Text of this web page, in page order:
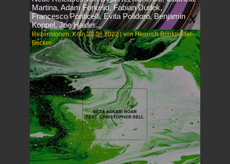
Martina, Adam Forkelid, Fabian Dudek,
Francesco Ponticelli, Evita Polidoro, Benjamin
Koppel, Joe Haider...
Rezensionen: Köln 20.06.2022 | von Heinrich Brinkmöller-
Becker